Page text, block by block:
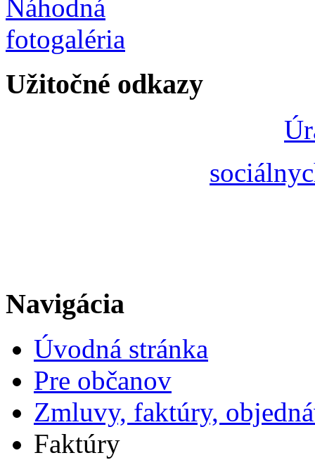
Užitočné odkazy
Navigácia
Úvodná stránka
Pre občanov
Zmluvy, faktúry,
Faktúry